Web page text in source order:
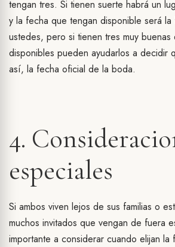
tengan tres. Si tienen suerte habrá un
y la fecha que tengan disponible será
ustedes, pero si tienen tres muy
disponibles pueden ayudarlos a decidir
así, la fecha oficial de la boda.
4.
especiales
Si ambos viven lejos de sus familias o
muchos invitados que vengan de fuera
importante a considerar cuando elijan la